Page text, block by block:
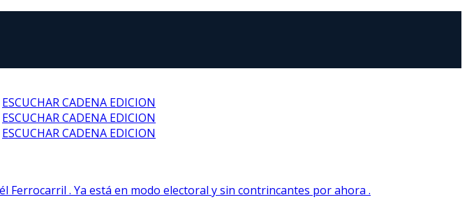
ESCUCHAR CADENA EDICION
ESCUCHAR CADENA EDICION
ESCUCHAR CADENA EDICION